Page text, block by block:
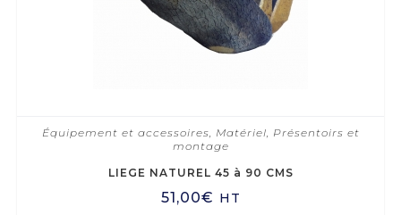
Équipement et accessoires, Matériel, Présentoirs et
montage
LIEGE NATUREL 45 à 90 CMS
51,00€ HT